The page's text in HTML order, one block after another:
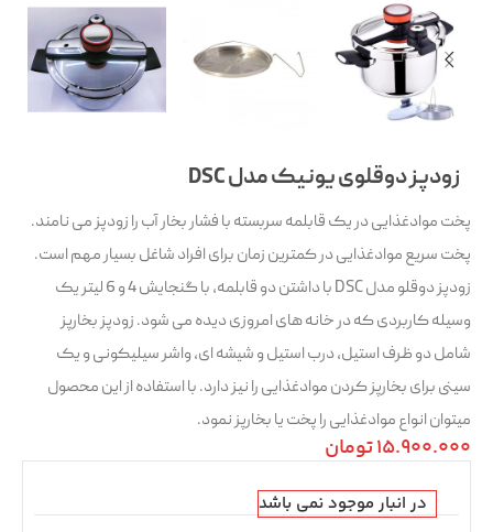
زودپز دوقلوی یونیک مدل DSC
پخت موادغذایی در یک قابلمه سربسته با فشار بخار آب را زودپز می نامند.
پخت سریع موادغذایی در کمترین زمان برای افراد شاغل بسیار مهم است.
زودپز دوقلو مدل DSC با داشتن دو قابلمه، با گنجایش 4 و 6 لیتر یک
وسیله کاربردی که در خانه های امروزی دیده می شود. زودپز بخارپز
شامل دو ظرف استیل، درب استیل و شیشه ای، واشر سیلیکونی و یک
سینی برای بخارپز کردن موادغذایی را نیز دارد. با استفاده از این محصول
میتوان انواع موادغذایی را پخت یا بخارپز نمود.
15.900.000تومان
در انبار موجود نمی باشد